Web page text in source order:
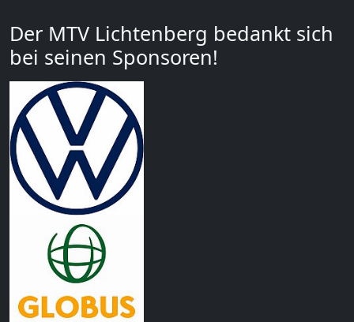
Der MTV Lichtenberg bedankt sich
bei seinen Sponsoren!